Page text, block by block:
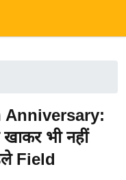
Anniversary:
भी नहीं
Field